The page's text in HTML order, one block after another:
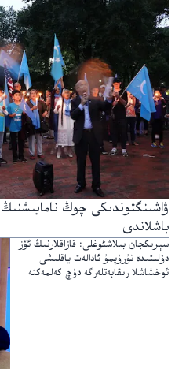
ۋاشىنگتوندىكى چوڭ
باشلاندى
سېرىكجان بىلاشئوغلى: قازاقلارنىڭ ئۆز
دۆلىتىدە تۇرۇپمۇ ئادالەت ياقلىشى
ئوخشاشلا رىقابەتلەرگە دۇچ كەلمەكتە